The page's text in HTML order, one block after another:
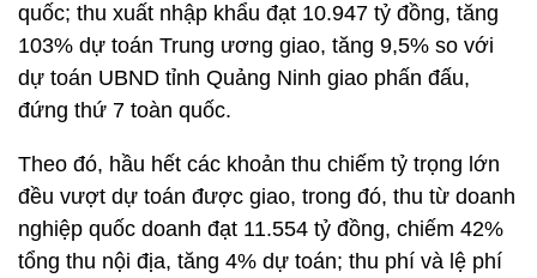
quốc; thu xuất nhập khẩu đạt 10.947 tỷ đồng, tăng
103% dự toán Trung ương giao, tăng 9,5% so với
dự toán UBND tỉnh Quảng Ninh giao phấn đấu,
đứng thứ 7 toàn quốc.
Theo đó, hầu hết các khoản thu chiếm tỷ trọng lớn
đều vượt dự toán được giao, trong đó, thu từ doanh
nghiệp quốc doanh đạt 11.554 tỷ đồng, chiếm 42%
tổng thu nội địa, tăng 4% dự toán; thu phí và lệ phí